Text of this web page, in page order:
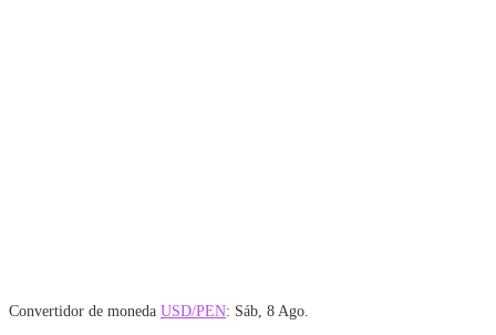
Convertidor de moneda USD/PEN: Sáb, 8 Ago.